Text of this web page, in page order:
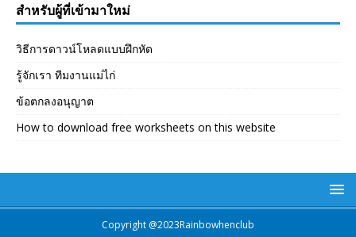
สำหรับผู้ที่เข้ามาใหม่
วิธีการดาวน์โหลดแบบฝึกหัด
รู้จักเรา ทีมงานแม่ไก่
ข้อตกลงอนุญาต
How to download free worksheets on this website
Copyright @2023Rainbowhenclub